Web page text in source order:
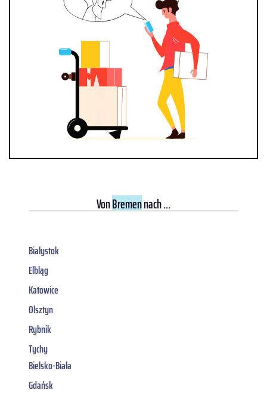
VonBremennach ...
Białystok
Elbląg
Katowice
Olsztyn
Rybnik
Tychy
Bielsko-Biała
Gdańsk